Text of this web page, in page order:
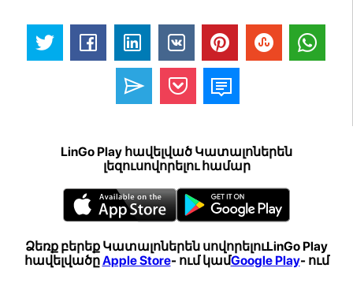
LinGo Play հավելված Կատալոներեն
լեզուսովորելու համար
Ձեռք բերեք Կատալոներեն սովորելուLinGo Play
հավելվածըApple Store- ում կամGoogle Play- ում